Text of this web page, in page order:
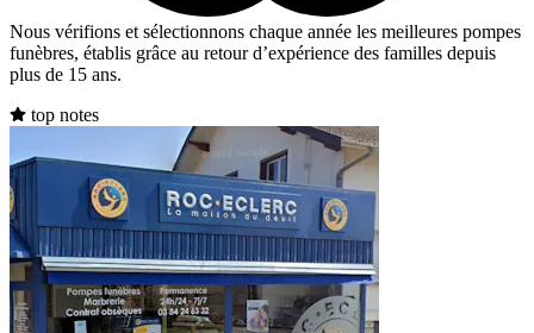
Nous vérifions et sélectionnons chaque année les meilleures pompes
funèbres, établis grâce au retour d’expérience des familles depuis
plus de 15 ans.
top notes